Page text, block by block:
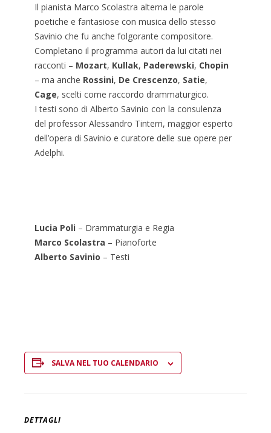
Il pianista Marco Scolastra alterna le parole
poetiche e fantasiose con musica dello stesso
Savinio che fu anche folgorante compositore.
Completano il programma autori da lui citati nei
racconti – Mozart, Kullak, Paderewski, Chopin
– ma anche Rossini, De Crescenzo, Satie,
Cage, scelti come raccordo drammaturgico.
I testi sono di Alberto Savinio con la consulenza
del professor Alessandro Tinterri, maggior esperto
dell’opera di Savinio e curatore delle sue opere per
Adelphi.
Lucia Poli– Drammaturgia e Regia
Marco Scolastra – Pianoforte
Alberto Savinio – Testi
SALVA NEL TUO CALENDARIO
DETTAGLI